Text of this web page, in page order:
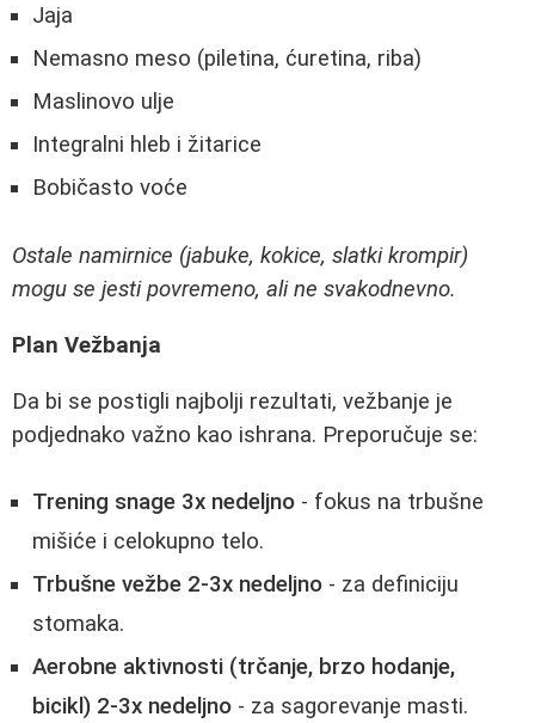
Jaja
Nemasno meso (piletina, ćuretina, riba)
Maslinovo ulje
Integralni hleb i žitarice
Bobičasto voće
Ostale namirnice (jabuke, kokice, slatki krompir)
mogu se jesti povremeno, ali ne svakodnevno.
Plan Vežbanja
Da bi se postigli najbolji rezultati, vežbanje je
podjednako važno kao ishrana. Preporučuje se:
Trening snage 3x nedeljno - fokus na trbušne
mišiće i celokupno telo.
Trbušne vežbe 2-3x nedeljno - za definiciju
stomaka.
Aerobne aktivnosti (trčanje, brzo hodanje,
bicikl) 2-3x nedeljno - za sagorevanje masti.